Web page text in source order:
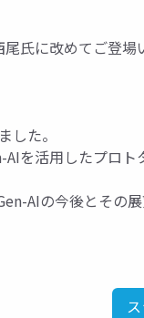
氏に改めてご登場
た。
を活用したプロト
AIの今後とその